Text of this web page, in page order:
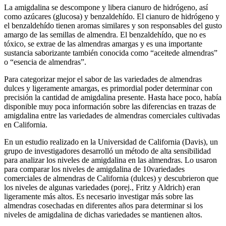
La amigdalina se descompone y libera cianuro de hidrógeno, así
como azúcares (glucosa) y benzaldehído. El cianuro de hidrógeno y
el benzaldehído tienen aromas similares y son responsables del gusto
amargo de las semillas de almendra. El benzaldehído, que no es
tóxico, se extrae de las almendras amargas y es una importante
sustancia saborizante también conocida como “aceitede almendras”
o “esencia de almendras”.
Para categorizar mejor el sabor de las variedades de almendras
dulces y ligeramente amargas, es primordial poder determinar con
precisión la cantidad de amigdalina presente. Hasta hace poco, había
disponible muy poca información sobre las diferencias en trazas de
amigdalina entre las variedades de almendras comerciales cultivadas
en California.
En un estudio realizado en la Universidad de California (Davis), un
grupo de investigadores desarrolló un método de alta sensibilidad
para analizar los niveles de amigdalina en las almendras. Lo usaron
para comparar los niveles de amigdalina de 10variedades
comerciales de almendras de California (dulces) y descubrieron que
los niveles de algunas variedades (porej., Fritz y Aldrich) eran
ligeramente más altos. Es necesario investigar más sobre las
almendras cosechadas en diferentes años para determinar si los
niveles de amigdalina de dichas variedades se mantienen altos.